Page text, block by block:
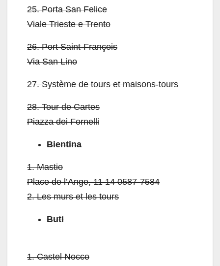
25. Porta San Felice
Viale Trieste e Trento
26. Port Saint-François
Via San Lino
27. Système de tours et maisons-tours
28. Tour de Cartes
Piazza dei Fornelli
Bientina
1. Mastio
Place de l’Ange, 11 14 0587-7584
2. Les murs et les tours
Buti
1. Castel Nocco